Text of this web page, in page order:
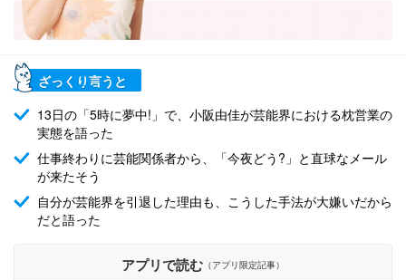
ざっくり言うと
13日の「5時に夢中!」で、小阪由佳が芸能界における枕営業の
実態を語った
仕事終わりに芸能関係者から、「今夜どう?」と直球なメール
が来たそう
自分が芸能界を引退した理由も、こうした手法が大嫌いだから
だと語った
アプリで読む （アプリ限定記事）